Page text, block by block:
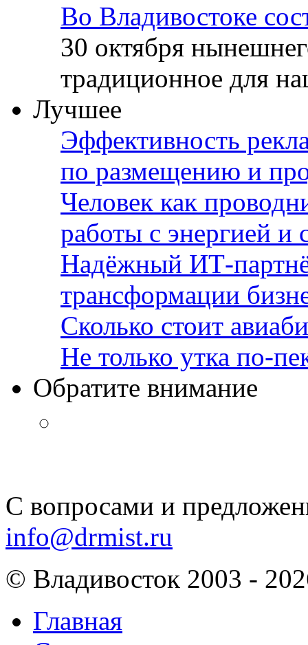
Во Владивостоке
30 октября
традиционное для
Лучшее
Эффективность
по размещению и
Человек как
работы с энергией и
Надёжный ИТ-
трансформации
Сколько стоит
Не только утка по-
Обратите внимание
С вопросами и
info@drmist.ru
© Владивосток 2003 -
Главная